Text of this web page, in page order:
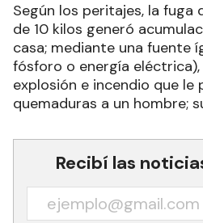
Según los peritajes, la fuga
de 10 kilos generó
casa; mediante una fuente
fósforo o energía
explosión e incendio que le
quemaduras a un hombre;
Recibí las